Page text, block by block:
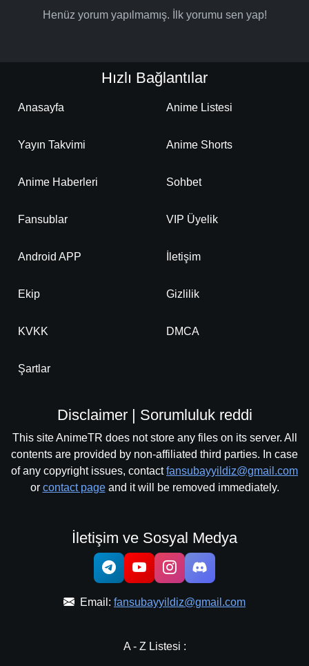
Henüz yorum yapılmamış. İlk yorumu sen yap!
Hızlı Bağlantılar
Anasayfa Anime Listesi
Yayın Takvimi Anime Shorts
Anime Haberleri Sohbet
Fansublar VIP Üyelik
Android APP İletişim
Ekip Gizlilik
KVKK DMCA
Şartlar
Disclaimer | Sorumluluk reddi
This site AnimeTR does not store any files on its server. All
contents are provided by non-affiliated third parties. In case
of any copyright issues, contactfansubayyildiz@gmail.com
or contact pageand it will be removed immediately.
İletişim ve Sosyal Medya
Email: fansubayyildiz@gmail.com
A - Z Listesi :